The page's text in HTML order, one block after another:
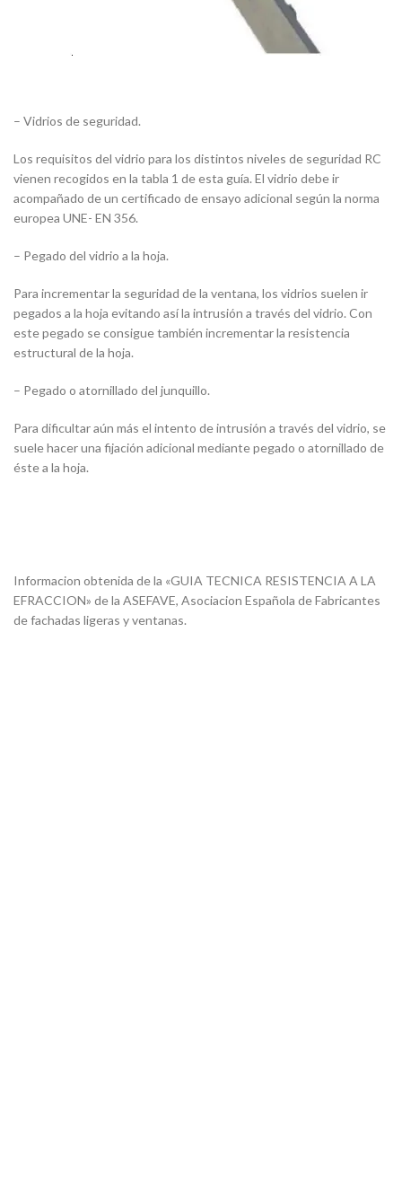
– Vidrios de seguridad.
Los requisitos del vidrio para los distintos niveles de seguridad RC
vienen recogidos en la tabla 1 de esta guía. El vidrio debe ir
acompañado de un certificado de ensayo adicional según la norma
europea UNE- EN 356.
– Pegado del vidrio a la hoja.
Para incrementar la seguridad de la ventana, los vidrios suelen ir
pegados a la hoja evitando así la intrusión a través del vidrio. Con
este pegado se consigue también incrementar la resistencia
estructural de la hoja.
– Pegado o atornillado del junquillo.
Para dificultar aún más el intento de intrusión a través del vidrio, se
suele hacer una fijación adicional mediante pegado o atornillado de
éste a la hoja.
Informacion obtenida de la «GUIA TECNICA RESISTENCIA A LA
EFRACCION» de la ASEFAVE, Asociacion Española de Fabricantes
de fachadas ligeras y ventanas.